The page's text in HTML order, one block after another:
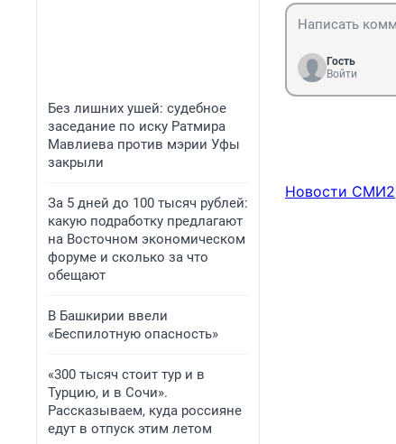
Без лишних ушей: судебное
заседание по иску Ратмира
Мавлиева против мэрии Уфы
закрыли
За 5 дней до 100 тысяч рублей:
какую подработку предлагают
на Восточном экономическом
форуме и сколько за что
обещают
В Башкирии ввели
«Беспилотную опасность»
«300 тысяч стоит тур и в
Турцию, и в Сочи».
Рассказываем, куда россияне
едут в отпуск этим летом
Гость
Войти
Новости СМИ2